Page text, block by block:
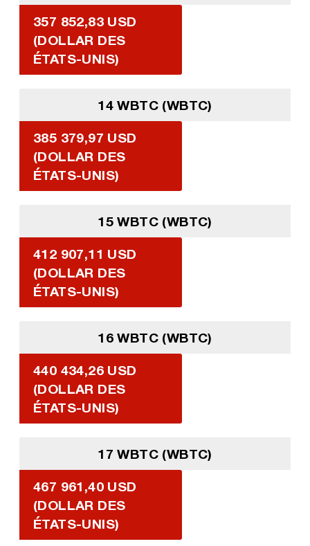
357 852,83 USD
(DOLLAR DES
ÉTATS-UNIS)
14 WBTC (WBTC)
385 379,97 USD
(DOLLAR DES
ÉTATS-UNIS)
15 WBTC (WBTC)
412 907,11 USD
(DOLLAR DES
ÉTATS-UNIS)
16 WBTC (WBTC)
440 434,26 USD
(DOLLAR DES
ÉTATS-UNIS)
17 WBTC (WBTC)
467 961,40 USD
(DOLLAR DES
ÉTATS-UNIS)